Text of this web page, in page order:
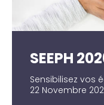
SEEPH
Sensibilisez vos
22 Novembre